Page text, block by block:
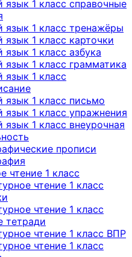
язык 1 класс справочные
язык 1 класс тренажёры
язык 1 класс карточки
язык 1 класс азбука
язык 1 класс грамматика
язык 1 класс
язык 1 класс письмо
язык 1 класс упражнения
язык 1 класс внеурочная
прописи
чтение 1 класс
чтение 1 класс
чтение 1 класс
тетради
чтение 1 класс ВПР
чтение 1 класс